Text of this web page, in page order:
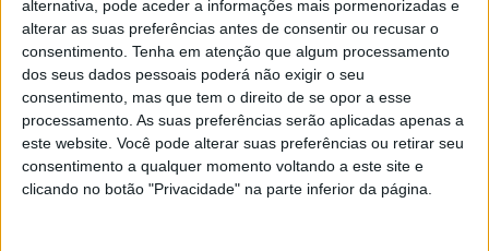
alternativa, pode aceder a informações mais pormenorizadas e
alterar as suas preferências antes de consentir ou recusar o
consentimento. Tenha em atenção que algum processamento
dos seus dados pessoais poderá não exigir o seu
consentimento, mas que tem o direito de se opor a esse
processamento. As suas preferências serão aplicadas apenas a
este website. Você pode alterar suas preferências ou retirar seu
consentimento a qualquer momento voltando a este site e
clicando no botão "Privacidade" na parte inferior da página.
dia-zero no Chrome
CAPA DA EDIÇÃO